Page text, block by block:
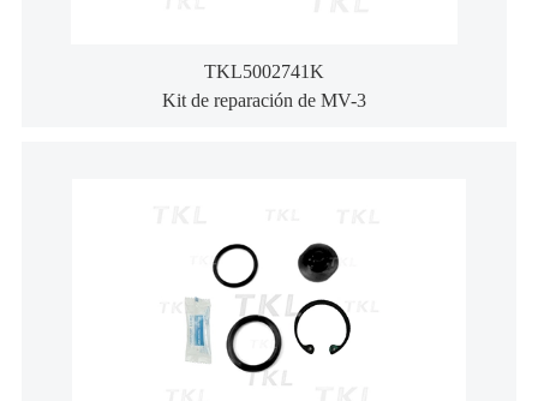
TKL5002741K
Kit de reparación de MV-3